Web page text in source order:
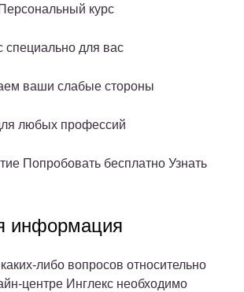
курс
для вас
ваши слабые стороны
любых профессий
Попробовать бесплатно Узнать
информация
либо вопросов относительно
центре Инглекс необходимо